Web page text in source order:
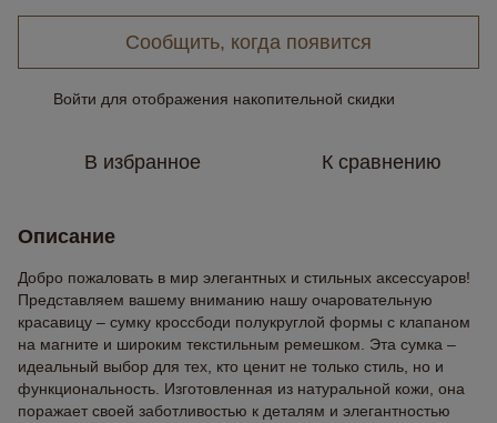
Сообщить, когда появится
Войти для отображения накопительной скидки
В избранное К сравнению
Описание
Добро пожаловать в мир элегантных и стильных аксессуаров!
Представляем вашему вниманию нашу очаровательную
красавицу – сумку кроссбоди полукруглой формы с клапаном
на магните и широким текстильным ремешком. Эта сумка –
идеальный выбор для тех, кто ценит не только стиль, но и
функциональность. Изготовленная из натуральной кожи, она
поражает своей заботливостью к деталям и элегантностью